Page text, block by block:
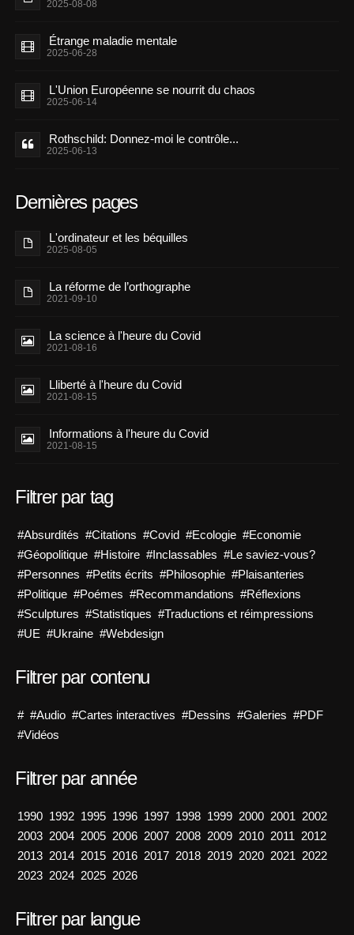
2025-08-08
Étrange maladie mentale
2025-06-28
L'Union Européenne se nourrit du chaos
2025-06-14
Rothschild: Donnez-moi le contrôle...
2025-06-13
Dernières pages
L'ordinateur et les béquilles
2025-08-05
La réforme de l’orthographe
2021-09-10
La science à l'heure du Covid
2021-08-16
Lliberté à l'heure du Covid
2021-08-15
Informations à l'heure du Covid
2021-08-15
Filtrer par tag
#Absurdités #Citations #Covid #Ecologie #Economie
#Géopolitique #Histoire #Inclassables #Le saviez-vous?
#Personnes #Petits écrits #Philosophie #Plaisanteries
#Politique #Poémes #Recommandations #Réflexions
#Sculptures #Statistiques #Traductions et réimpressions
#UE #Ukraine #Webdesign
Filtrer par contenu
# #Audio #Cartes interactives #Dessins #Galeries #PDF
#Vidéos
Filtrer par année
1990 1992 1995 1996 1997 1998 1999 2000 2001 2002
2003 2004 2005 2006 2007 2008 2009 2010 2011 2012
2013 2014 2015 2016 2017 2018 2019 2020 2021 2022
2023 2024 2025 2026
Filtrer par langue